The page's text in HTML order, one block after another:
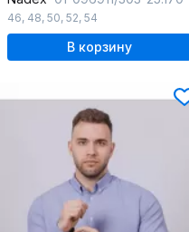
46, 48, 50, 52, 54
В корзину